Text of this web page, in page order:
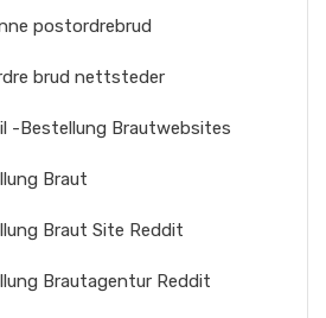
postordrebrud
brud nettsteder
-Bestellung Brautwebsites
Braut
Braut Site Reddit
Brautagentur Reddit